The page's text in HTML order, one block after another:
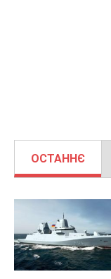
ОСТАННЄ